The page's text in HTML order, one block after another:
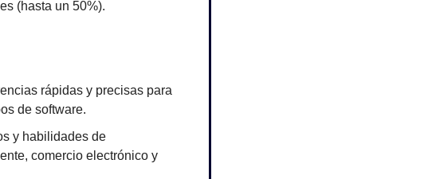
(hasta un 50%).
rápidas y precisas para
de software.
y habilidades de
comercio electrónico y